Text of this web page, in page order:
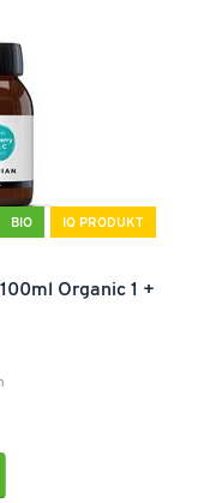
BIO IQ PRODUKT
Organic 1 +